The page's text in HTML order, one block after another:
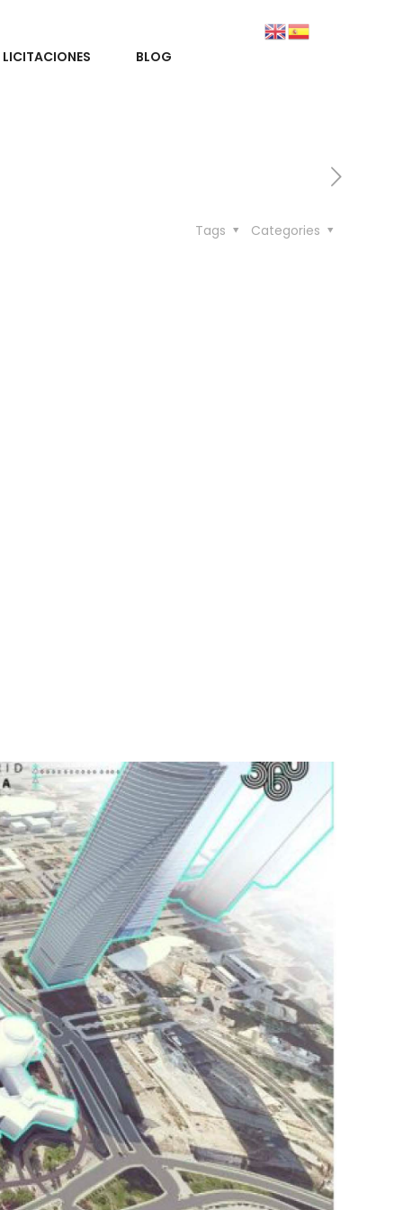
LICITACIONES BLOG
Categories
Tags